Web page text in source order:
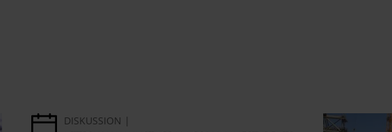
DISKUSSION